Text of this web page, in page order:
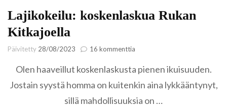
Lajikokeilu: koskenlaskua Rukan
Kitkajoella
Päivitetty 28/08/2023 16 kommenttia
koskenlaskua
Kitkajoella
Olen haaveillut koskenlaskusta pienen ikuisuuden.
Jostain syystä homma on kuitenkin aina lykkääntynyt,
sillä mahdollisuuksia on …